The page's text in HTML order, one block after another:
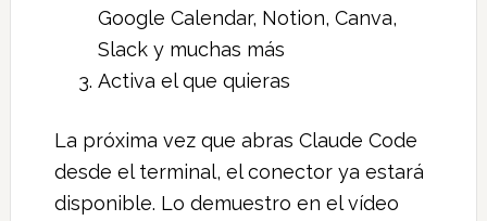
Google Calendar, Notion, Canva,
Slack y muchas más
Activa el que quieras
La próxima vez que abras Claude Code
desde el terminal, el conector ya estará
disponible. Lo demuestro en el vídeo